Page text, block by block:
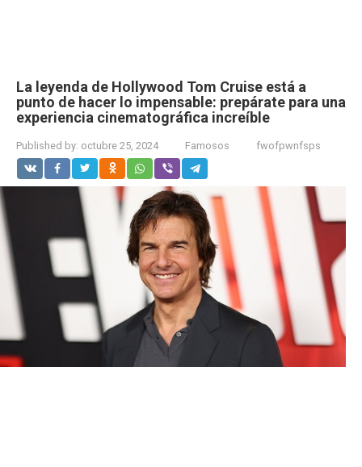
La leyenda de Hollywood Tom Cruise está a
punto de hacer lo impensable: prepárate para una
experiencia cinematográfica increíble
Published by: octubre 25, 2024 Famosos fwofpwnfsps